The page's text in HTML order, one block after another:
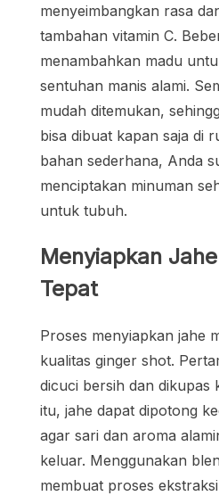
menyeimbangkan rasa
tambahan vitamin C.
menambahkan madu
sentuhan manis alami.
mudah ditemukan,
bisa dibuat kapan saja di
bahan sederhana, Anda
menciptakan minuman
untuk tubuh.
Menyiapkan
Tepat
Proses menyiapkan jahe
kualitas ginger shot.
dicuci bersih dan dikupas
itu, jahe dapat dipotong
agar sari dan aroma
keluar. Menggunakan
membuat proses